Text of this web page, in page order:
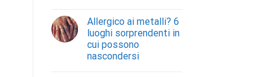
Allergico ai metalli? 6
luoghi sorprendenti in
cui possono
nascondersi